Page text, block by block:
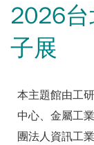
2026
子展
本主題館由工
中心、金屬工
團法人資訊工